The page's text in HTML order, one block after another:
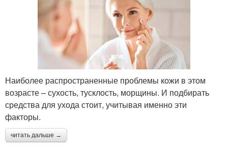
Наиболее распространенные проблемы кожи в этом
возрасте – сухость, тусклость, морщины. И подбирать
средства для ухода стоит, учитывая именно эти
факторы.
читать дальше →